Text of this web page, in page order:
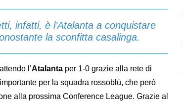
infatti, è l’Atalanta a conquistare
la sconfitta casalinga.
l’Atalanta per 1-0 grazie alla rete di
per la squadra rossoblù, che però
alla prossima Conference League. Grazie al